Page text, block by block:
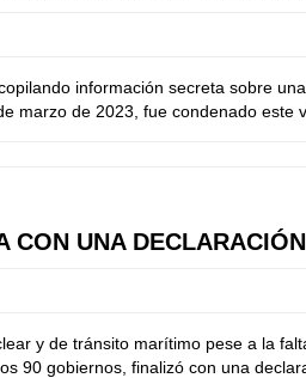
información secreta sobre
marzo de 2023, fue condenado este
CON UNA
y de tránsito marítimo pese a la
90 gobiernos, finalizó con una